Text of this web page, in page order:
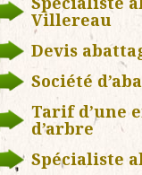
Villereau
Devis
Société
Tarif d’une
d’arbre
Spécialiste